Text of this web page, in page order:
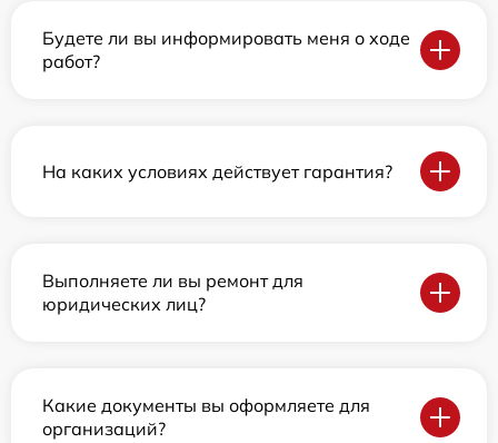
Будете ли вы информировать меня о ходе
работ?
На каких условиях действует гарантия?
Выполняете ли вы ремонт для
юридических лиц?
Какие документы вы оформляете для
организаций?